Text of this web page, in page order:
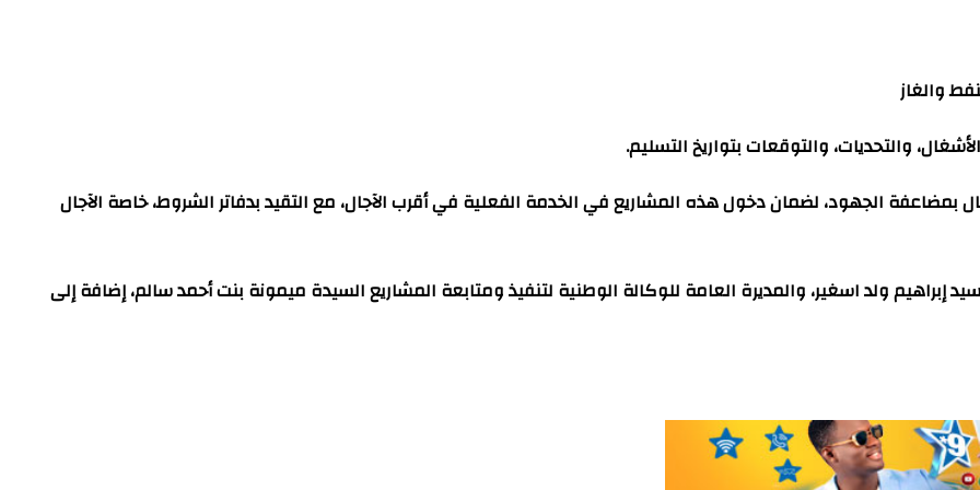
والغاز
والتحديات، والتوقعات بتواريخ التسليم.
بمضاعفة الجهود، لضمان دخول هذه المشاريع في الخدمة الفعلية في أقرب الآجال، مع التقيد بدفاتر الشروط، خاصة الآجال
إبراهيم ولد اسغير، والمديرة العامة للوكالة الوطنية لتنفيذ ومتابعة المشاريع السيدة ميمونة بنت أحمد سالم، إضافة إلى